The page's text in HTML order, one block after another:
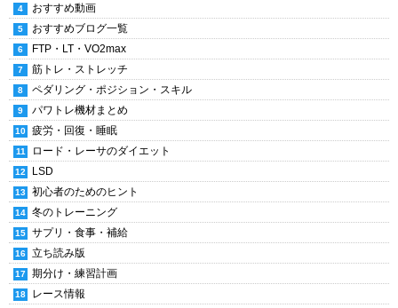
おすすめ動画
おすすめブログ一覧
FTP・LT・VO2max
筋トレ・ストレッチ
ペダリング・ポジション・スキル
パワトレ機材まとめ
疲労・回復・睡眠
ロード・レーサのダイエット
LSD
初心者のためのヒント
冬のトレーニング
サプリ・食事・補給
立ち読み版
期分け・練習計画
レース情報